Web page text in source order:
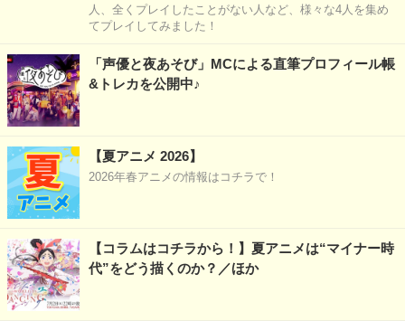
人、全くプレイしたことがない人など、様々な4人を集め
てプレイしてみました！
「声優と夜あそび」MCによる直筆プロフィール帳
&トレカを公開中♪
【夏アニメ 2026】
2026年春アニメの情報はコチラで！
【コラムはコチラから！】夏アニメは“マイナー時
代”をどう描くのか？／ほか